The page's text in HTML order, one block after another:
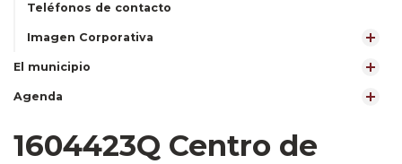
Teléfonos de contacto
Imagen Corporativa
El municipio
Agenda
1604423Q Centro de